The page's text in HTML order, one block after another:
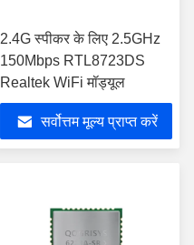
2.4G स्पीकर के लिए 2.5GHz
150Mbps RTL8723DS
Realtek WiFi मॉड्यूल
सर्वोत्तम मूल्य प्राप्त करें